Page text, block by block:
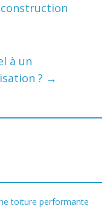
construction
à un
? →
toiture performante